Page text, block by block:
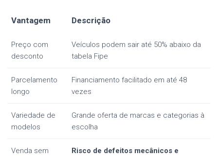
Vantagem Descrição
Preço com
desconto
Veículos podem sair até 50% abaixo da
tabela Fipe
Parcelamento
longo
Financiamento facilitado em até 48
vezes
Variedade de
modelos
Grande oferta de marcas e categorias à
escolha
Venda sem
Risco de defeitos mecânicos e